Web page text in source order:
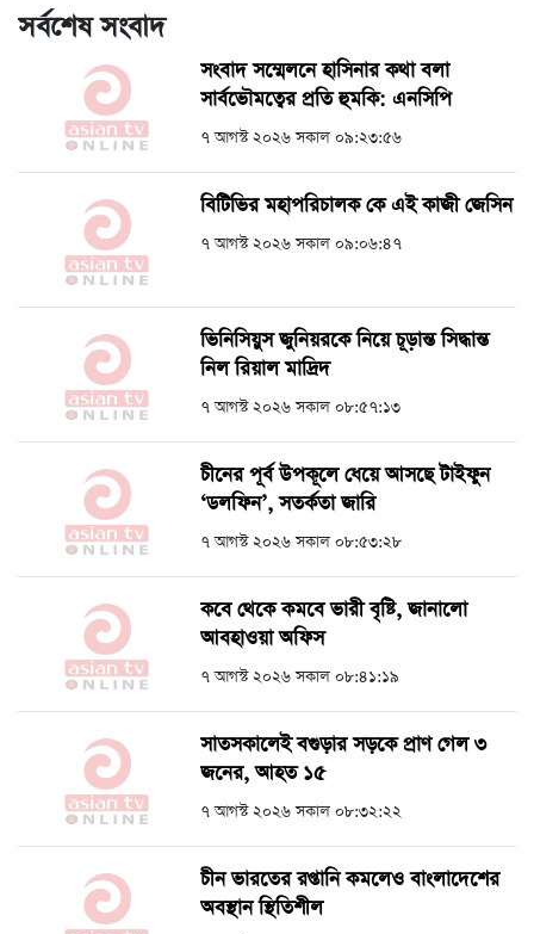
সর্বশেষ সংবাদ
সংবাদ সম্মেলনে হাসিনার কথা বলা
সার্বভৌমত্বের প্রতি হুমকি: এনসিপি
৭ আগস্ট ২০২৬ সকাল ০৯:২৩:৫৬
বিটিভির মহাপরিচালক কে এই কাজী জেসিন
৭ আগস্ট ২০২৬ সকাল ০৯:০৬:৪৭
ভিনিসিয়ুস জুনিয়রকে নিয়ে চূড়ান্ত সিদ্ধান্ত
নিল রিয়াল মাদ্রিদ
৭ আগস্ট ২০২৬ সকাল ০৮:৫৭:১৩
চীনের পূর্ব উপকূলে ধেয়ে আসছে টাইফুন
‘ডলফিন’, সতর্কতা জারি
৭ আগস্ট ২০২৬ সকাল ০৮:৫৩:২৮
কবে থেকে কমবে ভারী বৃষ্টি, জানালো
আবহাওয়া অফিস
৭ আগস্ট ২০২৬ সকাল ০৮:৪১:১৯
সাতসকালেই বগুড়ার সড়কে প্রাণ গেল ৩
জনের, আহত ১৫
৭ আগস্ট ২০২৬ সকাল ০৮:৩২:২২
চীন ভারতের রপ্তানি কমলেও বাংলাদেশের
অবস্থান স্থিতিশীল